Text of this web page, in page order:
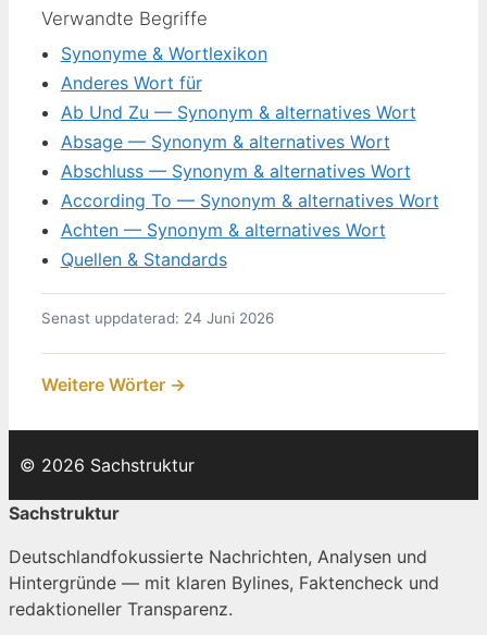
Verwandte Begriffe
Synonyme & Wortlexikon
Anderes Wort für
Ab Und Zu — Synonym & alternatives Wort
Absage — Synonym & alternatives Wort
Abschluss — Synonym & alternatives Wort
According To — Synonym & alternatives Wort
Achten — Synonym & alternatives Wort
Quellen & Standards
Senast uppdaterad: 24 Juni 2026
Weitere Wörter →
© 2026 Sachstruktur
Sachstruktur
Deutschlandfokussierte Nachrichten, Analysen und
Hintergründe — mit klaren Bylines, Faktencheck und
redaktioneller Transparenz.